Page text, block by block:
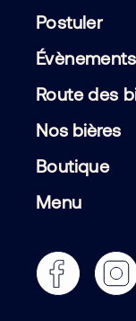
Postuler
Évènements
Route des
Nos bières
Boutique
Menu